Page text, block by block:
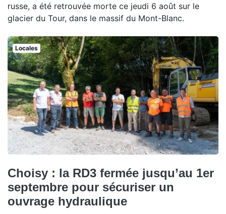
russe, a été retrouvée morte ce jeudi 6 août sur le
glacier du Tour, dans le massif du Mont-Blanc.
Locales
Choisy : la RD3 fermée jusqu’au 1er
septembre pour sécuriser un
ouvrage hydraulique